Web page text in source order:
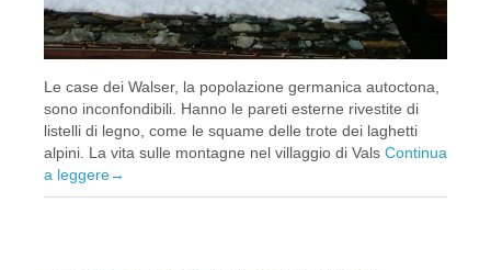
Le case dei Walser, la popolazione germanica autoctona,
sono inconfondibili. Hanno le pareti esterne rivestite di
listelli di legno, come le squame delle trote dei laghetti
alpini. La vita sulle montagne nel villaggio di Vals Continua
a leggere→